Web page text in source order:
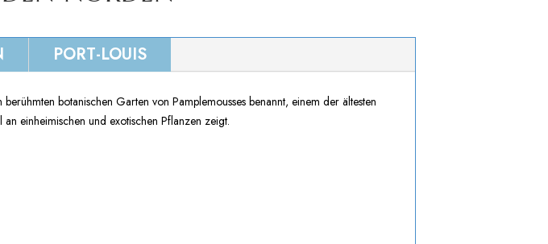
PORT-LOUIS
botanischen Garten von Pamplemousses benannt, einem der ältesten
einheimischen und exotischen Pflanzen zeigt.